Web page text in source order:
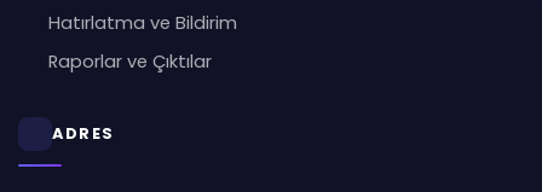
Hatırlatma ve Bildirim
Raporlar ve Çıktılar
ADRES